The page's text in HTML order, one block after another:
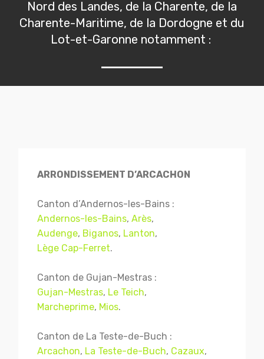
Nord des Landes, de la Charente, de la
Charente-Maritime, de la Dordogne et du
Lot-et-Garonne notamment :
ARRONDISSEMENT D’ARCACHON
Canton d’Andernos-les-Bains :
Andernos-les-Bains, Arès,
Audenge, Biganos, Lanton,
Lège Cap-Ferret.
Canton de Gujan-Mestras :
Gujan-Mestras, Le Teich,
Marcheprime, Mios.
Canton de La Teste-de-Buch :
Arcachon, La Teste-de-Buch, Cazaux,